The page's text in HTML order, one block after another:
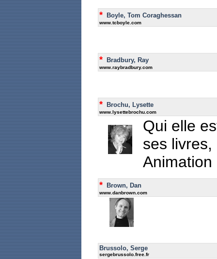
* Boyle, Tom Coraghessan
www.tcboyle.com
* Bradbury, Ray
www.raybradbury.com
* Brochu, Lysette
www.lysettebrochu.com
Qui elle
ses
Animation
* Brown, Dan
www.danbrown.com
Brussolo, Serge
sergebrussolo.free.fr